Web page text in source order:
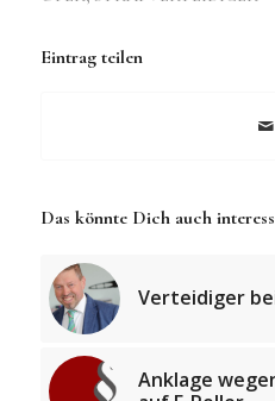
Eintrag teilen
Das könnte Dich auch
Verteidiger
Anklage